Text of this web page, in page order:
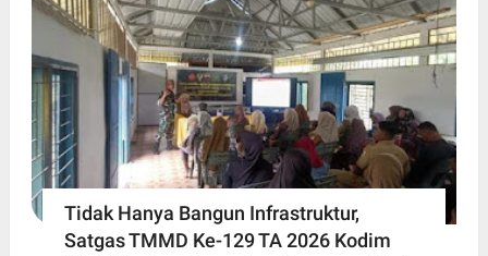
Tidak Hanya Bangun Infrastruktur,
Satgas TMMD Ke-129 TA 2026 Kodim